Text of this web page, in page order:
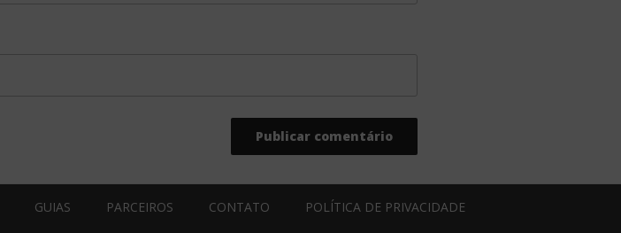
GUIAS PARCEIROS CONTATO POLÍTICA DE PRIVACIDADE